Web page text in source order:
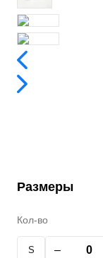
Размеры
Кол-во
S –